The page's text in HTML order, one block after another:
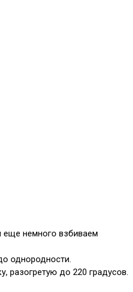
еще немного взбиваем
однородности.
разогретую до 220 градусов.